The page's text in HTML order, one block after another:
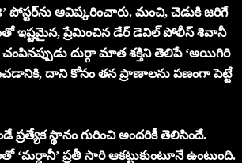
పోస్టర్‌ను ఆవిష్కరించారు. మంచి, చెడుకి జరిగే
ఇష్టమైన, ప్రేమించిన డేర్ డెవిల్ పోలీస్ శివానీ
దుర్గా మాత శక్తిని తెలిపే ‘అయిగిరి
దాని కోసం తన ప్రాణాలను పణంగా పెట్టే
స్థానం గురించి అందరికీ తెలిసిందే.
ప్రతీ సారి ఆకట్టుకుంటూనే ఉంటుంది.